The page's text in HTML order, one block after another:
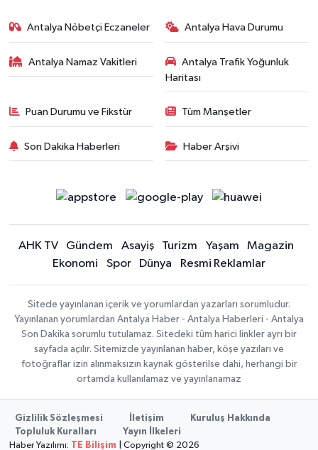
Antalya Nöbetçi Eczaneler Antalya Hava Durumu
Antalya Namaz Vakitleri
Antalya Trafik Yoğunluk
Haritası
Puan Durumu ve Fikstür Tüm Manşetler
Son Dakika Haberleri Haber Arşivi
AHK TV Gündem Asayiş Turizm Yaşam
Magazin
Ekonomi
Spor Dünya Resmi Reklamlar
Sitede yayınlanan içerik ve yorumlardan yazarları sorumludur.
Yayınlanan yorumlardan Antalya Haber - Antalya Haberleri - Antalya
Son Dakika sorumlu tutulamaz. Sitedeki tüm harici linkler ayrı bir
sayfada açılır. Sitemizde yayınlanan haber, köşe yazıları ve
fotoğraflar izin alınmaksızın kaynak gösterilse dahi, herhangi bir
ortamda kullanılamaz ve yayınlanamaz
Gizlilik Sözleşmesi İletişim
Kuruluş Hakkında
Topluluk Kuralları
Yayın İlkeleri
Haber Yazılımı: TE Bilişim | Copyright © 2026